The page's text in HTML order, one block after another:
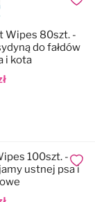
Wipes 80szt. -
do fałdów
i kota
100szt. -
ustnej psa i